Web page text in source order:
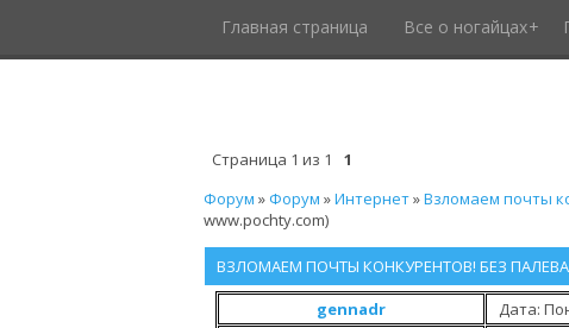
Главная страница Все о ногайцах
Страница 1 из 1
1
Форум » Форум »Интернет»Взломаем почты
www.pochty.com)
ВЗЛОМАЕМ ПОЧТЫ КОНКУРЕНТОВ! БЕЗ
gennadr
Дата: